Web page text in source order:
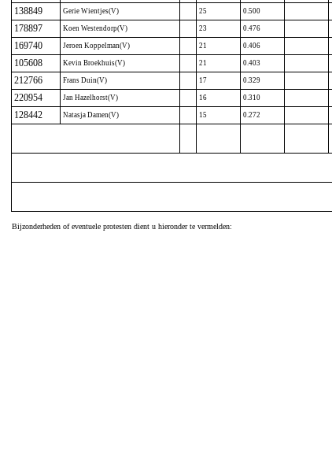
138849 Gerie Wientjes(V) 25 0.500
178897 Koen Westendorp(V) 23 0.476
169740 Jeroen Koppelman(V) 21 0.406
105608 Kevin Broekhuis(V) 21 0.403
212766 Frans Duin(V) 17 0.329
220954 Jan Hazelhorst(V) 16 0.310
128442 Natasja Damen(V) 15 0.272
Bijzonderheden of eventuele protesten dient u hieronder te vermelden: